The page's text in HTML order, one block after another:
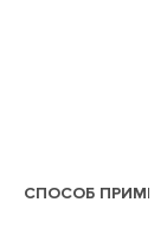
СПОСОБ